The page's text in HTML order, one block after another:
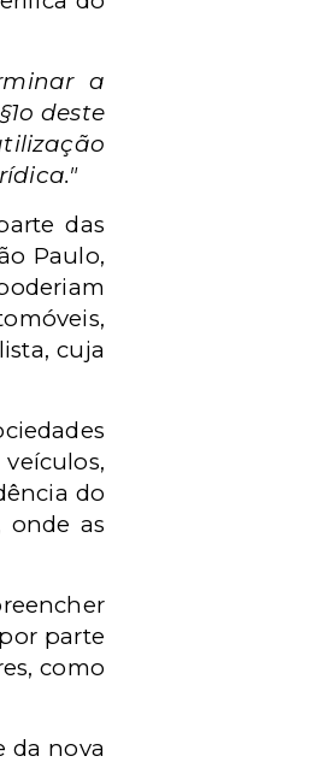
a
deste
das
Paulo,
cuja
do
onde as
parte
como
da nova